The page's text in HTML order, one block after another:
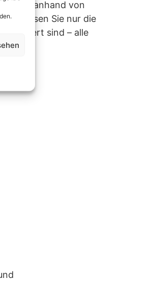
Sie anhand von
müssen Sie nur die
sind – alle